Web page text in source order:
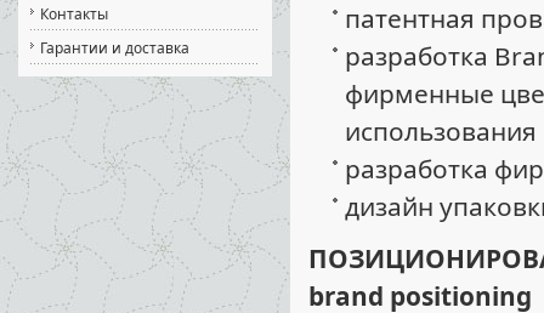
патентная
разработка
фирменные
разработка
дизайн
brand positioning
Контакты
Гарантии и доставка